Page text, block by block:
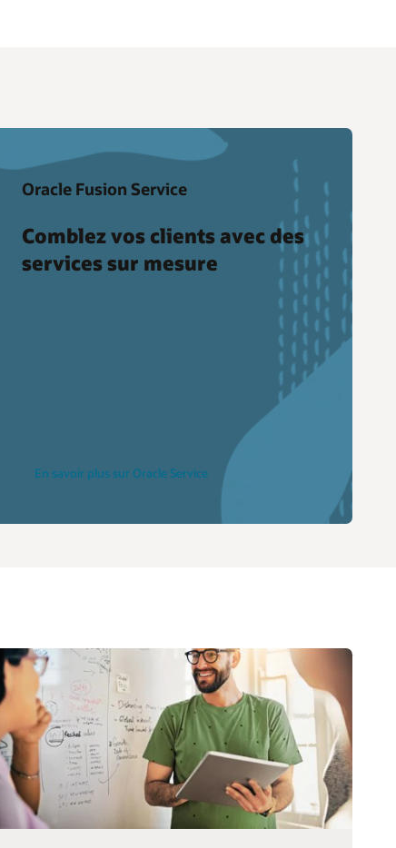
Oracle Fusion Service
Comblez vos clients avec des
services sur mesure
En savoir plus sur Oracle Service